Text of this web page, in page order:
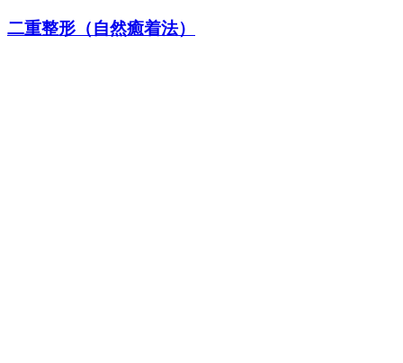
二重整形（自然癒着法）